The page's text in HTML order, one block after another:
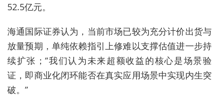
52.5亿元。
海通国际证券认为，当前市场已较为充分计价出货与
放量预期，单纯依赖指引上修难以支撑估值进一步持
续扩张；“我们认为未来超额收益的核心是场景验
证，即商业化闭环能否在真实应用场景中实现内生突
破。”